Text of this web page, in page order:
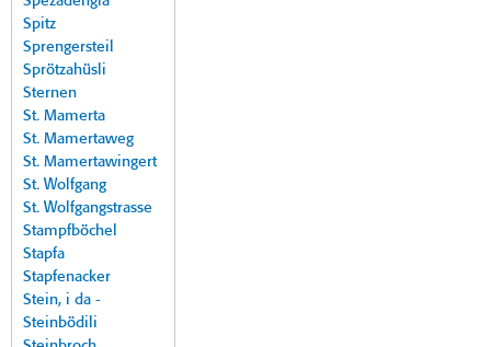
Spitz
Sprengersteil
Sprötzahüsli
Sternen
St. Mamerta
St. Mamertaweg
St. Mamertawingert
St. Wolfgang
St. Wolfgangstrasse
Stampfböchel
Stapfa
Stapfenacker
Stein, i da -
Steinbödili